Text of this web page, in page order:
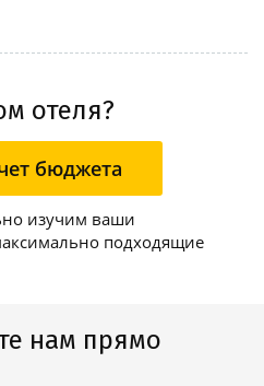
отеля?
бюджета
изучим ваши
подходящие
нам прямо